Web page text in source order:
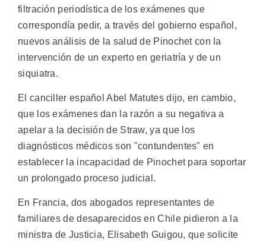
filtración periodística de los exámenes que
correspondía pedir, a través del gobierno español,
nuevos análisis de la salud de Pinochet con la
intervención de un experto en geriatría y de un
siquiatra.
El canciller español Abel Matutes dijo, en cambio,
que los exámenes dan la razón a su negativa a
apelar a la decisión de Straw, ya que los
diagnósticos médicos son "contundentes" en
establecer la incapacidad de Pinochet para soportar
un prolongado proceso judicial.
En Francia, dos abogados representantes de
familiares de desaparecidos en Chile pidieron a la
ministra de Justicia, Elisabeth Guigou, que solicite